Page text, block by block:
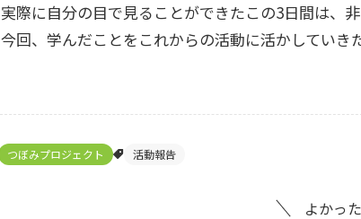
実際に自分の目で見ることができたこの3日間は、
今回、学んだことをこれからの活動に活かしていきた
つぼみプロジェクト 活動報告
よかっ